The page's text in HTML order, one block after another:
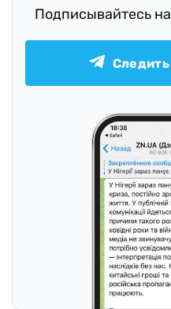
Подписывайтесь